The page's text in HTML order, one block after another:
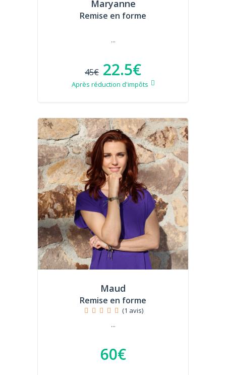
Maryanne
Remise en forme
...
45€ 22.5€
Après réduction d'impôts
Maud
Remise en forme
(1 avis)
...
60€